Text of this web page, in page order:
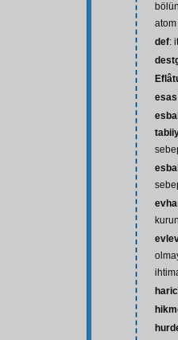
atom
def:
esas